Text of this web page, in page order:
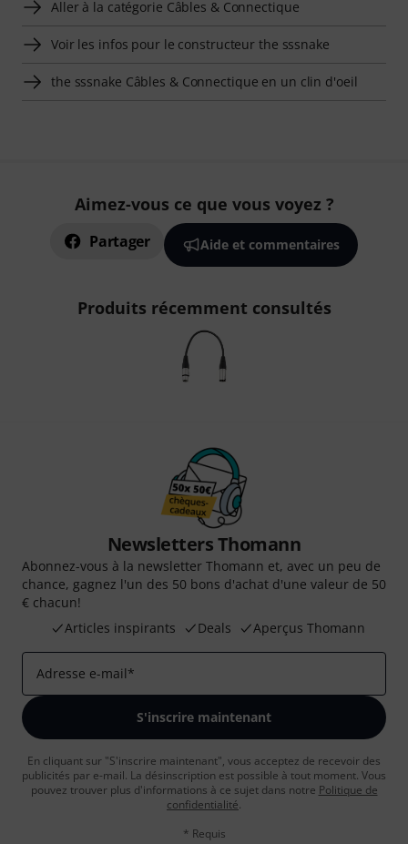
Aller à la catégorie Câbles & Connectique
Voir les infos pour le constructeur the sssnake
the sssnake Câbles & Connectique en un clin d'oeil
Aimez-vous ce que vous voyez ?
Partager Aide et commentaires
Produits récemment consultés
Newsletters Thomann
Abonnez-vous à la newsletter Thomann et, avec un peu de
chance, gagnez l'un des 50 bons d'achat d'une valeur de 50
€ chacun!
Articles inspirants
Deals Aperçus Thomann
Adresse e-mail*
S'inscrire maintenant
En cliquant sur "S'inscrire maintenant", vous acceptez de recevoir des
publicités par e-mail. La désinscription est possible à tout moment. Vous
pouvez trouver plus d'informations à ce sujet dans notre Politique de
confidentialité.
* Requis